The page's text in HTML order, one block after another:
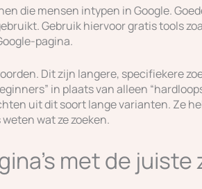
die mensen intypen in Google.
Gebruik hiervoor gratis tools
pagina.
Dit zijn langere, specifiekere
in plaats van alleen
uit dit soort lange varianten. Ze
wat ze zoeken.
met de